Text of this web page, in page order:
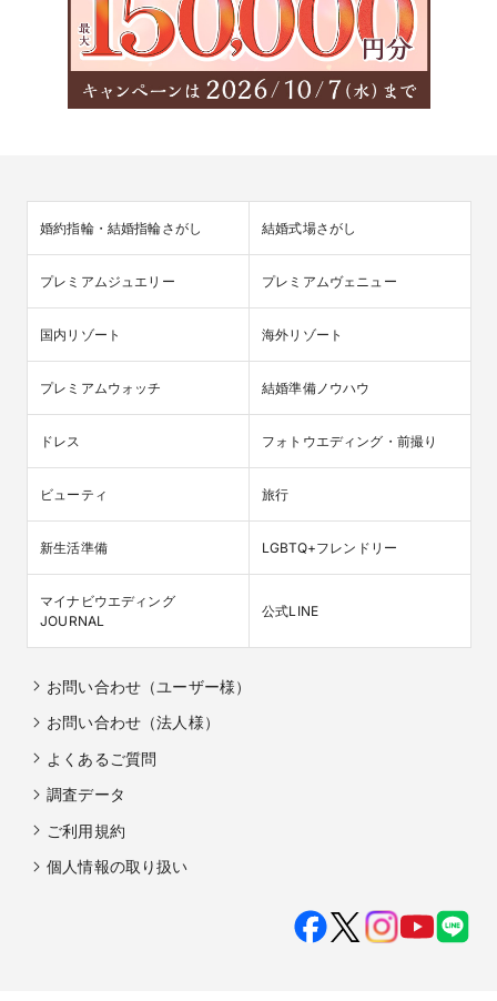
婚約指輪・結婚指輪さがし 結婚式場さがし
プレミアムジュエリー プレミアムヴェニュー
国内リゾート 海外リゾート
プレミアムウォッチ 結婚準備ノウハウ
ドレス フォトウエディング・前撮り
ビューティ 旅行
新生活準備 LGBTQ+フレンドリー
マイナビウエディング
JOURNAL
公式LINE
お問い合わせ（ユーザー様）
お問い合わせ（法人様）
よくあるご質問
調査データ
ご利用規約
個人情報の取り扱い